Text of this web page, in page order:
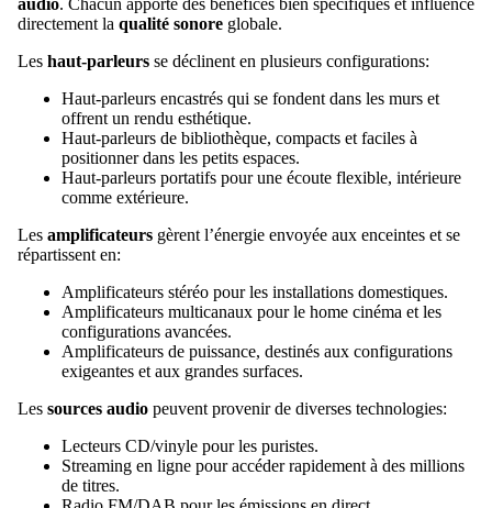
audio. Chacun apporte des bénéfices bien spécifiques et influence
directement la qualité sonore globale.
Les haut-parleurs se déclinent en plusieurs configurations:
Haut-parleurs encastrés qui se fondent dans les murs et
offrent un rendu esthétique.
Haut-parleurs de bibliothèque, compacts et faciles à
positionner dans les petits espaces.
Haut-parleurs portatifs pour une écoute flexible, intérieure
comme extérieure.
Les amplificateurs gèrent l’énergie envoyée aux enceintes et se
répartissent en:
Amplificateurs stéréo pour les installations domestiques.
Amplificateurs multicanaux pour le home cinéma et les
configurations avancées.
Amplificateurs de puissance, destinés aux configurations
exigeantes et aux grandes surfaces.
Les sources audio peuvent provenir de diverses technologies:
Lecteurs CD/vinyle pour les puristes.
Streaming en ligne pour accéder rapidement à des millions
de titres.